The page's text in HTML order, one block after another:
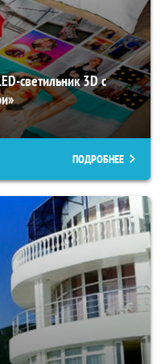
светильник 3D с
ПОДРОБНЕЕ